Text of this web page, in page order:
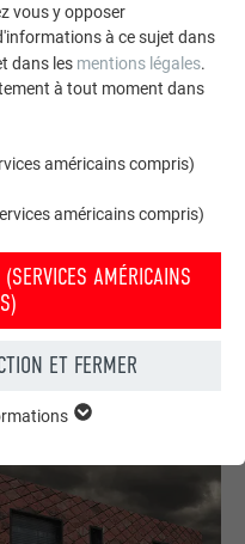
PREFA
et protection contre les
bien protégée !
vous y opposer
à ce sujet dans
dans les mentions légales.
à tout moment dans
américains compris)
américains compris)
AMÉRICAINS
ET FERMER
garantissent que le site